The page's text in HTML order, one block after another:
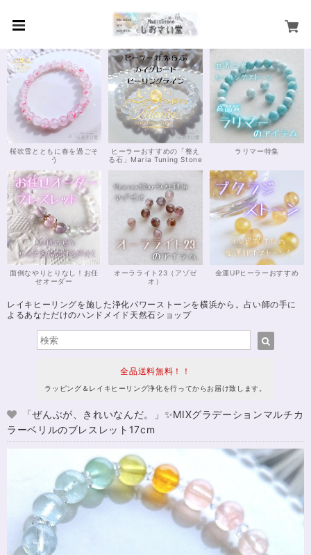
桜吹雪とともに春を過ごそ
う
ヒーラーおすすめの「整え
る石」Maria Tuning Stone
ラリマー特集
面倒なやりとりなし！お任
せオーダー
オーラライト23（アゾゼ
オ）
金運UPヒーラーおすすめ
レイキヒーリングを施した浄化パワーストーンを横浜から。占い師の手に
よるあなただけのハンドメイド天然石ショップ
全品送料無料！！
ラッピング＆レイキヒーリング浄化を行ってからお届け致します。
「ぜんぶが、きれいなんだ。」✨MIXグラデーションマルチカ
ラーベリルのブレスレット17cm